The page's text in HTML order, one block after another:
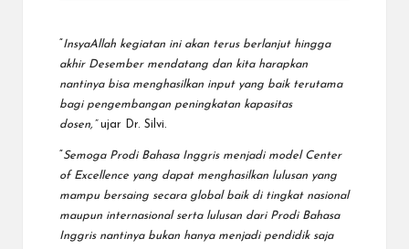
InsyaAllah kegiatan ini akan terus berlanjut hingga
akhir Desember mendatang dan kita harapkan
nantinya bisa menghasilkan input yang baik terutama
bagi pengembangan peningkatan kapasitas
dosen,”ujar Dr. Silvi.
Semoga Prodi Bahasa Inggris menjadi model Center
of Excellence yang dapat menghasilkan lulusan yang
mampu bersaing secara global baik di tingkat nasional
maupun internasional serta lulusan dari Prodi Bahasa
Inggris nantinya bukan hanya menjadi pendidik saja